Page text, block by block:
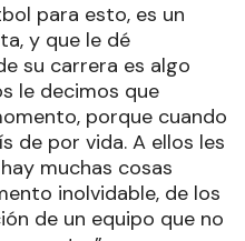
para esto, es un
y que le dé
su carrera es algo
le decimos que
porque cuando
de por vida. A ellos les
muchas cosas
inolvidable, de los
de un equipo que no